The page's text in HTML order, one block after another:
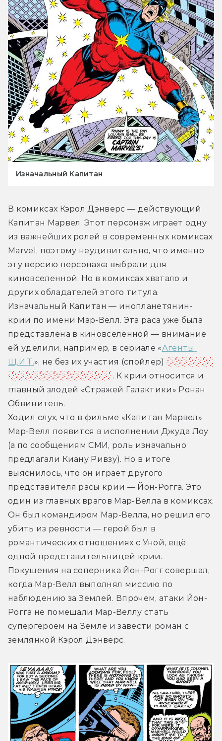
Изначальный Капитан
В комиксах Кэрол Дэнверс — действующий
Капитан Марвел. Этот персонаж играет одну
из важнейших ролей в современных комиксах
Marvel, поэтому неудивительно, что именно
эту версию персонажа выбрали для
киновселенной. Но в комиксах хватало и
других обладателей этого титула.
Изначальный Капитан — инопланетянин-
крии по имени Мар-Велл. Эта раса уже была
представлена в киновселенной — внимание
ей уделили, например, в сериале «Агенты
Щ.И.Т.», не без их участия (спойлер) вернули к
жизни агента Коулсона . К крии относится и
главный злодей «Стражей Галактики» Ронан
Обвинитель.
Ходил слух, что в фильме «Капитан Марвел»
Мар-Велл появится в исполнении Джуда Лоу
(а по сообщениям СМИ, роль изначально
предлагали Киану Ривзу). Но в итоге
выяснилось, что он играет другого
представителя расы крии — Йон-Рогга. Это
один из главных врагов Мар-Велла в комиксах.
Он был командиром Мар-Велла, но решил его
убить из ревности — герой был в
романтических отношениях с Уной, ещё
одной представительницей крии.
Покушения на соперника Йон-Рогг совершал,
когда Мар-Велл выполнял миссию по
наблюдению за Землей. Впрочем, атаки Йон-
Рогга не помешали Мар-Веллу стать
супергероем на Земле и завести роман с
землянкой Кэрол Дэнверс.